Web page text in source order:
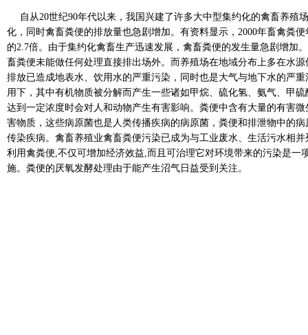
自从20世纪90年代以来，我国兴建了许多大中型集约化的禽畜养殖
化，同时禽畜粪便的排放量也急剧增加。有资料显示，2000年畜禽粪
的2.7倍。由于集约化禽畜生产迅速发展，禽畜粪便的发生量急剧增加
畜粪便未能做任何处理直接排出场外。而养殖场在地域分布上多在水
排放已造成地表水、饮用水的严重污染，同时也是大气与地下水的严
用下，其中有机物质被分解而产生一些诸如甲烷、硫化氢、氨气、甲
达到一定浓度时会对人和动物产生有害影响。粪便中含有大量的有害
害物质，这些病原菌也是人类传播疾病的病原菌，粪便和排泄物中的
传染疾病。禽畜养殖业禽畜粪便污染已成为与工业废水、生活污水相
利用禽粪便,不仅可增加经济效益,而且可治理它对环境带来的污染是一
施。粪便的厌氧发酵处理由于能产生沼气日益受到关注。